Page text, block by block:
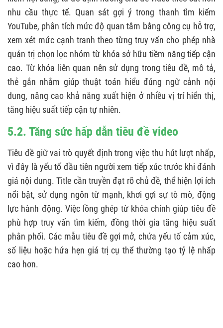
nhu cầu thực tế. Quan sát gợi ý trong thanh tìm kiếm
YouTube, phân tích mức độ quan tâm bằng công cụ hỗ trợ,
xem xét mức cạnh tranh theo từng truy vấn cho phép nhà
quản trị chọn lọc nhóm từ khóa sở hữu tiềm năng tiếp cận
cao. Từ khóa liên quan nên sử dụng trong tiêu đề, mô tả,
thẻ gắn nhằm giúp thuật toán hiểu đúng ngữ cảnh nội
dung, nâng cao khả năng xuất hiện ở nhiều vị trí hiển thị,
tăng hiệu suất tiếp cận tự nhiên.
5.2. Tăng sức hấp dẫn tiêu đề video
Tiêu đề giữ vai trò quyết định trong việc thu hút lượt nhấp,
vì đây là yếu tố đầu tiên người xem tiếp xúc trước khi đánh
giá nội dung. Title cần truyền đạt rõ chủ đề, thể hiện lợi ích
nổi bật, sử dụng ngôn từ mạnh, khơi gợi sự tò mò, động
lực hành động. Việc lồng ghép từ khóa chính giúp tiêu đề
phù hợp truy vấn tìm kiếm, đồng thời gia tăng hiệu suất
phân phối. Các mẫu tiêu đề gợi mở, chứa yếu tố cảm xúc,
số liệu hoặc hứa hẹn giá trị cụ thể thường tạo tỷ lệ nhấp
cao hơn.